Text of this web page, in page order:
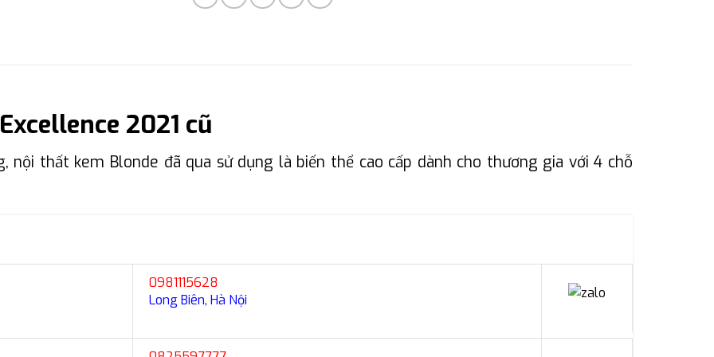
2021 cũ
nội thất kem Blonde đã qua sử dụng là biến thể cao cấp dành cho thương gia với 4 chỗ
0981115628
Long Biên, Hà Nội